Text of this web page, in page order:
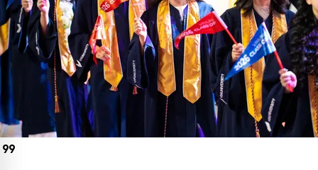
format_quote